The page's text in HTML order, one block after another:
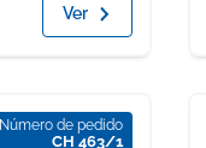
Ver
Número de pedido
CH 463/1